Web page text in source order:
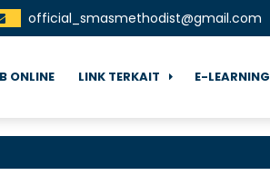
official_smasmethodist@gmail.com
ONLINE LINK TERKAIT E-LEARNING